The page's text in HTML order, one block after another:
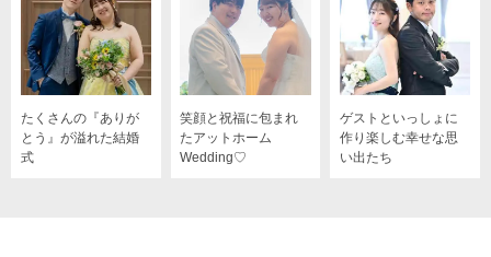
たくさんの『ありが
とう』が溢れた結婚
式
笑顔と祝福に包まれ
たアットホーム
Wedding♡
ゲストといっしょに
作り楽しむ幸せな思
い出たち